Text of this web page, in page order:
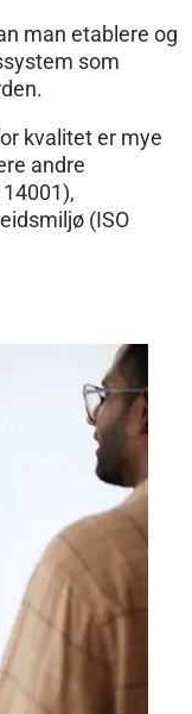
man etablere og
som
kvalitet er mye
andre
(ISO